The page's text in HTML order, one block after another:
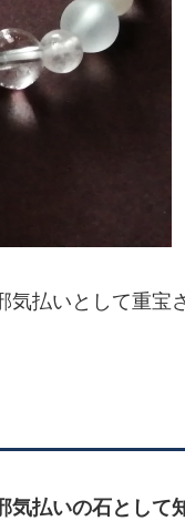
払いとして重宝
気払いの石として